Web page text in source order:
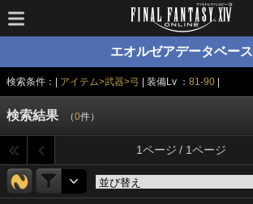
エオルゼアデータベース
検索条件：| アイテム>武器>弓 | 装備Lv ： 81-90|
検索結果 （0件）
1ページ / 1ページ